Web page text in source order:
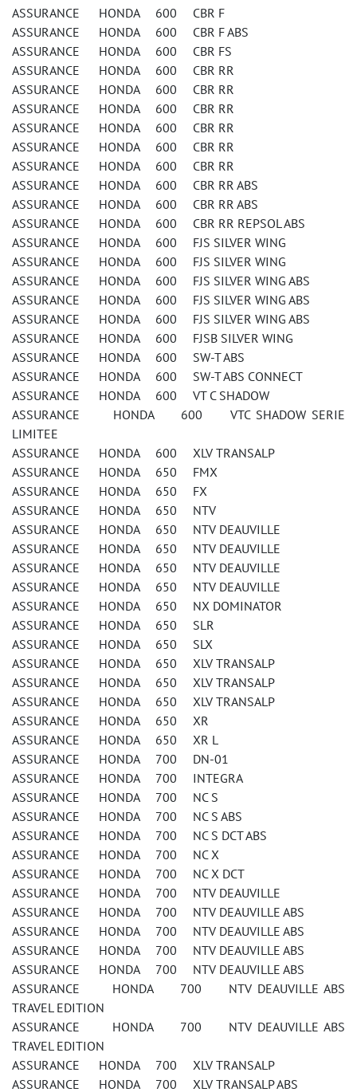
ASSURANCE HONDA 600 CBR F
ASSURANCE HONDA 600 CBR F ABS
ASSURANCE HONDA 600 CBR FS
ASSURANCE HONDA 600 CBR RR
ASSURANCE HONDA 600 CBR RR
ASSURANCE HONDA 600 CBR RR
ASSURANCE HONDA 600 CBR RR
ASSURANCE HONDA 600 CBR RR
ASSURANCE HONDA 600 CBR RR
ASSURANCE HONDA 600 CBR RR ABS
ASSURANCE HONDA 600 CBR RR ABS
ASSURANCE HONDA 600 CBR RR REPSOL ABS
ASSURANCE HONDA 600 FJS SILVER WING
ASSURANCE HONDA 600 FJS SILVER WING
ASSURANCE HONDA 600 FJS SILVER WING ABS
ASSURANCE HONDA 600 FJS SILVER WING ABS
ASSURANCE HONDA 600 FJS SILVER WING ABS
ASSURANCE HONDA 600 FJSB SILVER WING
ASSURANCE HONDA 600 SW-T ABS
ASSURANCE HONDA 600 SW-T ABS CONNECT
ASSURANCE HONDA 600 VT C SHADOW
ASSURANCE HONDA 600 VTC SHADOW SERIE
LIMITEE
ASSURANCE HONDA 600 XLV TRANSALP
ASSURANCE HONDA 650 FMX
ASSURANCE HONDA 650 FX
ASSURANCE HONDA 650 NTV
ASSURANCE HONDA 650 NTV DEAUVILLE
ASSURANCE HONDA 650 NTV DEAUVILLE
ASSURANCE HONDA 650 NTV DEAUVILLE
ASSURANCE HONDA 650 NTV DEAUVILLE
ASSURANCE HONDA 650 NX DOMINATOR
ASSURANCE HONDA 650 SLR
ASSURANCE HONDA 650 SLX
ASSURANCE HONDA 650 XLV TRANSALP
ASSURANCE HONDA 650 XLV TRANSALP
ASSURANCE HONDA 650 XLV TRANSALP
ASSURANCE HONDA 650 XR
ASSURANCE HONDA 650 XR L
ASSURANCE HONDA 700 DN-01
ASSURANCE HONDA 700 INTEGRA
ASSURANCE HONDA 700 NC S
ASSURANCE HONDA 700 NC S ABS
ASSURANCE HONDA 700 NC S DCT ABS
ASSURANCE HONDA 700 NC X
ASSURANCE HONDA 700 NC X DCT
ASSURANCE HONDA 700 NTV DEAUVILLE
ASSURANCE HONDA 700 NTV DEAUVILLE ABS
ASSURANCE HONDA 700 NTV DEAUVILLE ABS
ASSURANCE HONDA 700 NTV DEAUVILLE ABS
ASSURANCE HONDA 700 NTV DEAUVILLE ABS
ASSURANCE HONDA 700 NTV DEAUVILLE ABS
TRAVEL EDITION
ASSURANCE HONDA 700 NTV DEAUVILLE ABS
TRAVEL EDITION
ASSURANCE HONDA 700 XLV TRANSALP
ASSURANCE HONDA 700 XLV TRANSALP ABS